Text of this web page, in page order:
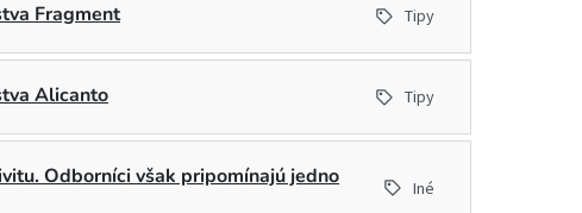
Fragment Tipy
Alicanto Tipy
Odborníci však pripomínajú jedno
Iné